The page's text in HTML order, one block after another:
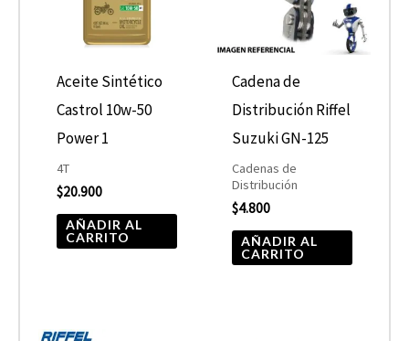
Aceite Sintético
Castrol 10w-50
Power 1
4T
$20.900
AÑADIR AL
CARRITO
Cadena de
Distribución Riffel
Suzuki GN-125
Cadenas de
Distribución
$4.800
AÑADIR AL
CARRITO